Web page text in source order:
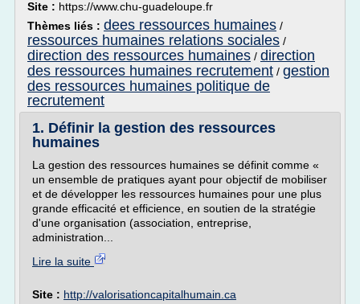
Site : https://www.chu-guadeloupe.fr
Thèmes liés : dees ressources humaines /
ressources humaines relations sociales /
direction des ressources humaines / direction
des ressources humaines recrutement / gestion
des ressources humaines politique de
recrutement
1. Définir la gestion des ressources
humaines
La gestion des ressources humaines se définit comme «
un ensemble de pratiques ayant pour objectif de mobiliser
et de développer les ressources humaines pour une plus
grande efficacité et efficience, en soutien de la stratégie
d'une organisation (association, entreprise,
administration...
Lire la suite
Site : http://valorisationcapitalhumain.ca